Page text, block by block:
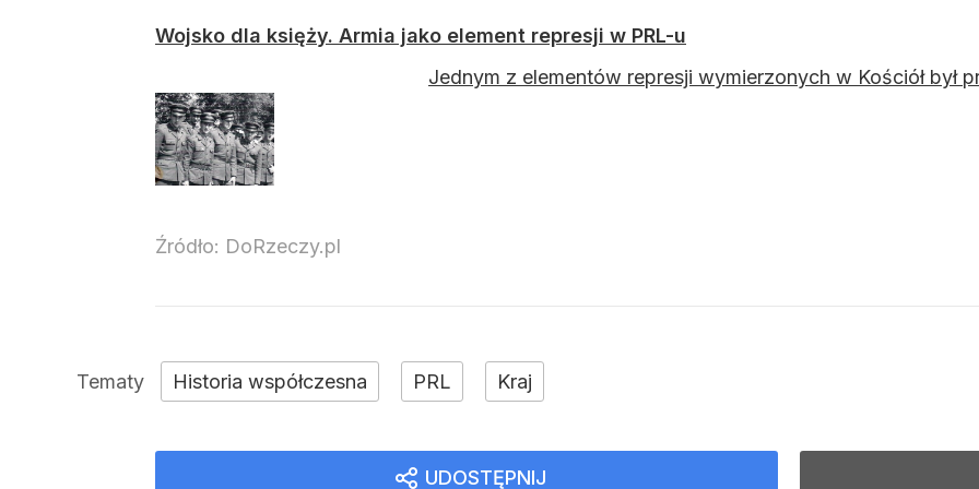
Wojsko dla księży. Armia jako element represji w PRL-u
Jednym z elementów represji wymierzonych w Kościół był
Źródło: DoRzeczy.pl
Historia współczesna PRL Kraj
UDOSTĘPNIJ